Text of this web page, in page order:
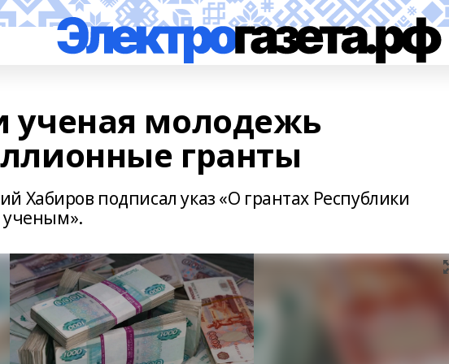
ученая молодежь
гранты
Хабиров подписал указ «О грантах Республики